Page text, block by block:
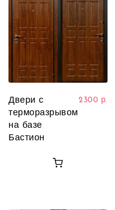
Двери с
терморазрывом
на базе
Бастион
2300 р.